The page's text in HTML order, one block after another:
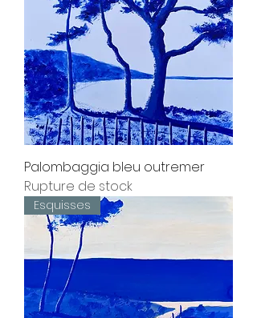
Palombaggia bleu outremer
Rupture de stock
Esquisses